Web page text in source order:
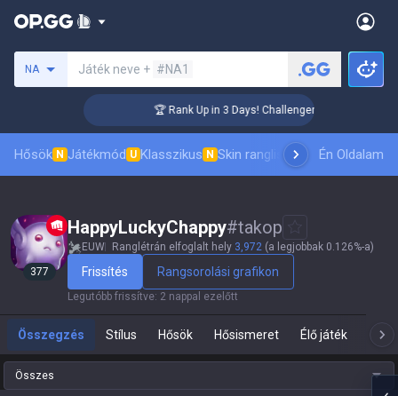
NA Játék neve + #NA1
🏆 Rank Up in 3 Days! Challenger Coaching
Hősök N Játékmód U Klasszikus N Skin ranglistaVezetőlistákPro
Én Oldalam
377
HappyLuckyChappy#takop
EUW Ranglétrán elfoglalt hely 3,972 (a legjobbak 0.126%-a)
Frissítés Rangsorolási grafikon
Legutóbb frissítve: 2 nappal ezelőtt
Összegzés Stílus Hősök Hősismeret Élő játék
Összes